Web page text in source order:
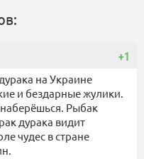
+1
на Украине
и бездарные жулики.
Рыбак
дурака видит
чудес в стране